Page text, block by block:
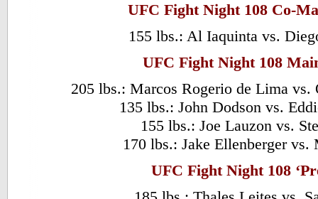
UFC Fight Night 108 Co-
155 lbs.: Al Iaquinta vs.
UFC Fight Night 108
205 lbs.: Marcos Rogerio de Lima vs.
135 lbs.: John Dodson vs.
155 lbs.: Joe Lauzon vs.
170 lbs.: Jake Ellenberger vs.
UFC Fight Night 108